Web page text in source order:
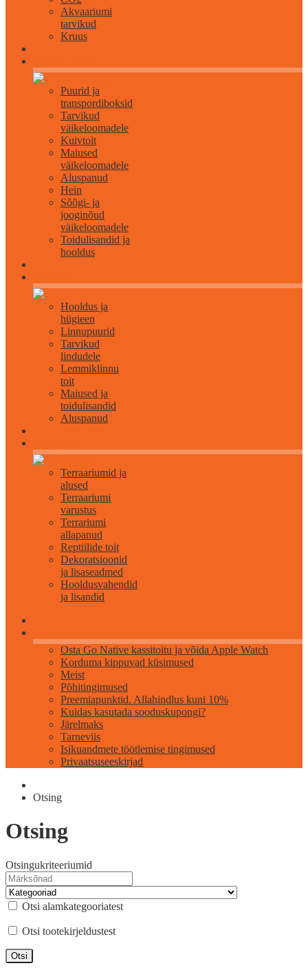
Akvaariumi
tarvikud
Kruus
Puurid ja
transpordiboksid
Tarvikud
väikeloomadele
Kuivtoit
Maiused
väikeloomadele
Aluspanud
Hein
Sõõgi- ja
jooginõud
väikeloomadele
Toidulisandid ja
hooldus
Hooldus ja
hügieen
Linnupuurid
Tarvikud
lindudele
Lemmiklinnu
toit
Maiused ja
toidulisandid
Aluspanud
Terraariumid ja
alused
Terraariumi
varustus
Terrariumi
allapanud
Reptiilide toit
Dekoratsioonid
ja lisaseadmed
Hooldusvahendid
ja lisandid
Osta Go Native kassitoitu ja võida Apple Watch
Korduma kippuvad küsimused
Meist
Põhitingimused
Preemiapunktid. Allahindlus kuni 10%
Kuidas kasutada sooduskupongi?
Järelmaks
Tarneviis
Isikuandmete töötlemise tingimused
Privaatsuseeskirjad
Otsing
Otsing
Otsingukriteeriumid
Otsi alamkategooriatest
Otsi tootekirjeldustest